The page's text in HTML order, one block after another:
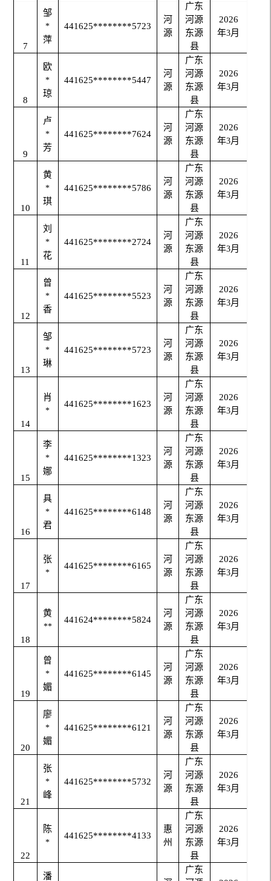
7
邹
*
萍
441625********5723
河
源
广东
河源
东源
县
2026
年3月
8
欧
*
琼
441625********5447
河
源
广东
河源
东源
县
2026
年3月
9
卢
*
芳
441625********7624
河
源
广东
河源
东源
县
2026
年3月
10
黄
*
琪
441625********5786
河
源
广东
河源
东源
县
2026
年3月
11
刘
*
花
441625********2724
河
源
广东
河源
东源
县
2026
年3月
12
曾
*
香
441625********5523
河
源
广东
河源
东源
县
2026
年3月
13
邹
*
琳
441625********5723
河
源
广东
河源
东源
县
2026
年3月
14
肖
*
441625********1623
河
源
广东
河源
东源
县
2026
年3月
15
李
*
娜
441625********1323
河
源
广东
河源
东源
县
2026
年3月
16
具
*
君
441625********6148
河
源
广东
河源
东源
县
2026
年3月
17
张
*
441625********6165
河
源
广东
河源
东源
县
2026
年3月
18
黄
**
441624********5824
河
源
广东
河源
东源
县
2026
年3月
19
曾
*
媚
441625********6145
河
源
广东
河源
东源
县
2026
年3月
20
廖
*
媚
441625********6121
河
源
广东
河源
东源
县
2026
年3月
21
张
*
峰
441625********5732
河
源
广东
河源
东源
县
2026
年3月
22
陈
*
441625********4133
惠
州
广东
河源
东源
县
2026
年3月
潘
广东